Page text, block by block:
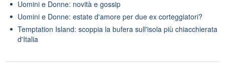
Uomini e Donne: novità e gossip
Uomini e Donne: estate d'amore per due ex corteggiatori?
Temptation Island: scoppia la bufera sull'isola più chiacchierata
d'Italia